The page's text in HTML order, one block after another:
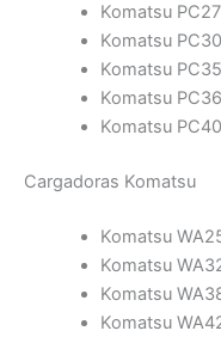
Komatsu
Komatsu
Komatsu
Komatsu
Komatsu
Cargadoras Komatsu
Komatsu
Komatsu
Komatsu
Komatsu